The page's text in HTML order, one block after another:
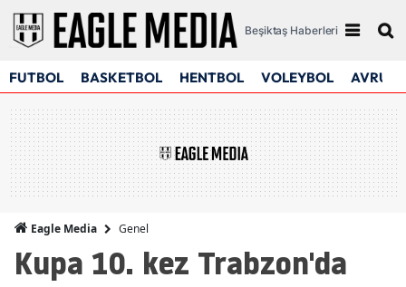
Beşiktaş Haberleri
FUTBOL BASKETBOL HENTBOL VOLEYBOL
Eagle Media Genel
Kupa 10. kez Trabzon'da